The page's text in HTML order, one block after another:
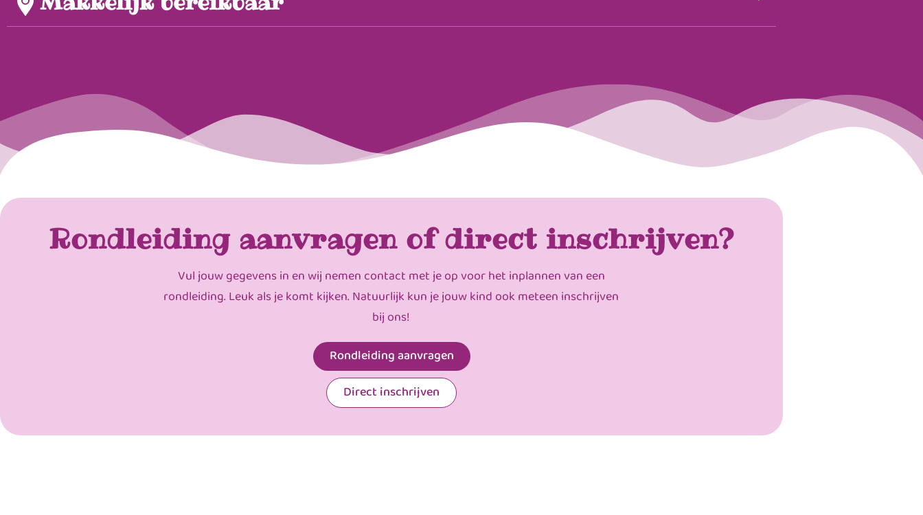
Rondleiding aanvragen of direct inschrijven?
Vul jouw gegevens in en wij nemen contact met je op voor het inplannen van een
rondleiding. Leuk als je komt kijken. Natuurlijk kun je jouw kind ook meteen inschrijven
bij ons!
Rondleiding aanvragen
Direct inschrijven